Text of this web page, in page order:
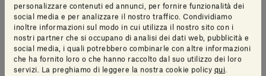
personalizzare contenuti ed annunci, per fornire funzionalità dei
social media e per analizzare il nostro traffico. Condividiamo
inoltre informazioni sul modo in cui utilizza il nostro sito con i
nostri partner che si occupano di analisi dei dati web, pubblicità e
social media, i quali potrebbero combinarle con altre informazioni
che ha fornito loro o che hanno raccolto dal suo utilizzo dei loro
servizi. La preghiamo di leggere la nostra cookie policy qui